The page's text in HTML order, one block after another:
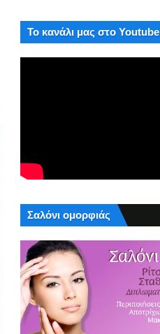
Το κανάλι μας στο Youtube
Σαλόνι ομορφιάς